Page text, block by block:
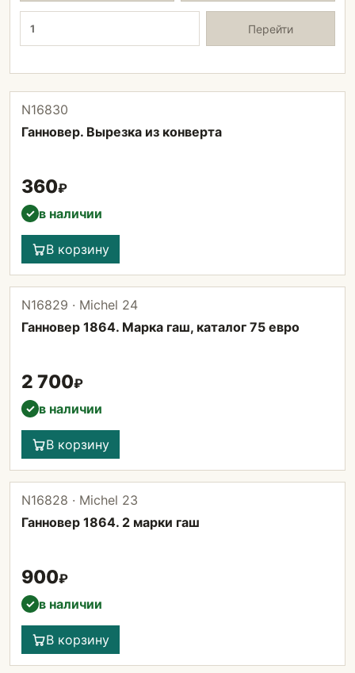
Перейти
N16830
Ганновер. Вырезка из конверта
360₽
✓ в наличии
В корзину
N16829 · Michel 24
Ганновер 1864. Марка гаш, каталог 75 евро
2 700₽
✓ в наличии
В корзину
N16828 · Michel 23
Ганновер 1864. 2 марки гаш
900₽
✓ в наличии
В корзину